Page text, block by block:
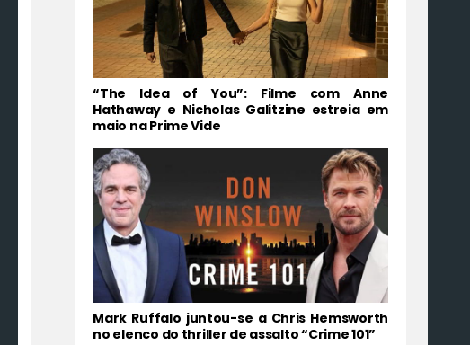
“The Idea of You”: Filme com Anne
Hathaway e Nicholas Galitzine estreia em
maio na Prime Vide
Mark Ruffalo juntou-se a Chris Hemsworth
no elenco do thriller de assalto “Crime 101”